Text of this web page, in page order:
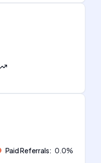
Paid Referrals: 0.0%